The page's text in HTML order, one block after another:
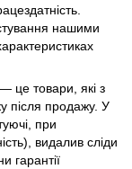
нашими
— це товари, які з
після продажу. У
при
видалив сліди
гарантії